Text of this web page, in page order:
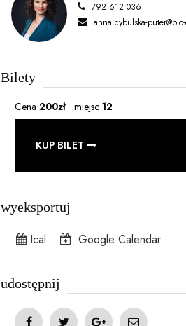
792 612 036
anna.cybulska-
Bilety
Cena 200zł miejsc 12
KUP BILET
wyeksportuj
Ical Google Calendar
udostępnij